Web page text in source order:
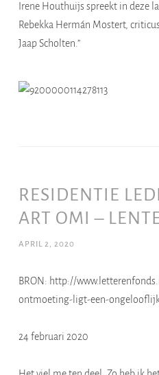
Irene Houthuijs spreekt in deze
Rebekka Hermán Mostert,
Jaap Scholten.”
RESIDENTIE
ART OMI –
APRIL 2, 2020
BRON: http://
ontmoeting-ligt-een-
24 februari 2020